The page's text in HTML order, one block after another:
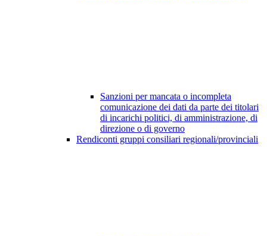
Sanzioni per mancata o incompleta
comunicazione dei dati da parte dei titolari
di incarichi politici, di amministrazione, di
direzione o di governo
Rendiconti gruppi consiliari regionali/provinciali